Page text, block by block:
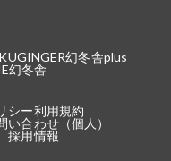
GINGER幻冬舎plus
幻冬舎
シー利用規約
い合わせ（個人）
採用情報